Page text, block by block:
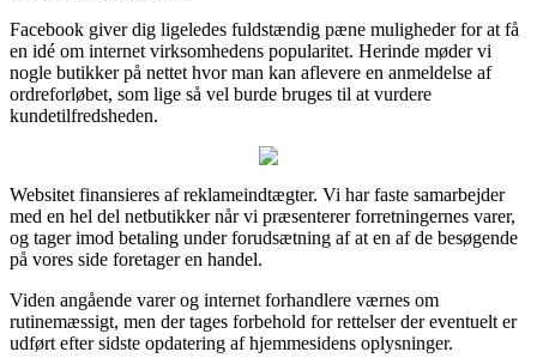
Facebook giver dig ligeledes fuldstændig pæne muligheder for at få
en idé om internet virksomhedens popularitet. Herinde møder vi
nogle butikker på nettet hvor man kan aflevere en anmeldelse af
ordreforløbet, som lige så vel burde bruges til at vurdere
kundetilfredsheden.
Websitet finansieres af reklameindtægter. Vi har faste samarbejder
med en hel del netbutikker når vi præsenterer forretningernes varer,
og tager imod betaling under forudsætning af at en af de besøgende
på vores side foretager en handel.
Viden angående varer og internet forhandlere værnes om
rutinemæssigt, men der tages forbehold for rettelser der eventuelt er
udført efter sidste opdatering af hjemmesidens oplysninger.